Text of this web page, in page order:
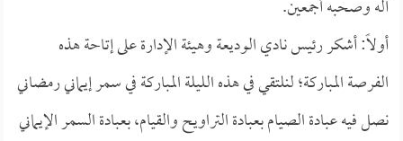
آله وصحبه أجمعين.
أولاً: أشكر رئيس نادي الوديعة وهيئة الإدارة على إتاحة هذه
الفرصة المباركة؛ لنلتقي في هذه الليلة المباركة في سمر إيماني رمضاني
نصل فيه عبادة الصيام بعبادة التراويح والقيام، بعبادة السمر الإيماني